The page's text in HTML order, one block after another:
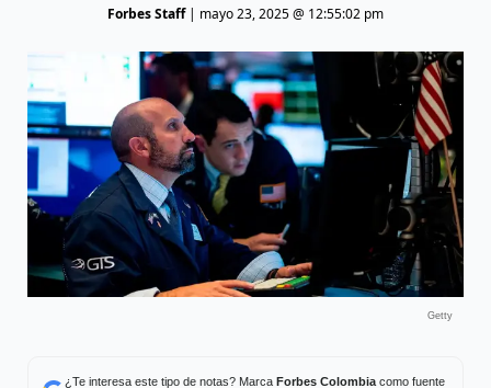
Forbes Staff| mayo 23, 2025 @ 12:55:02 pm
Getty
¿Te interesa este tipo de notas? Marca Forbes Colombiacomo fuente